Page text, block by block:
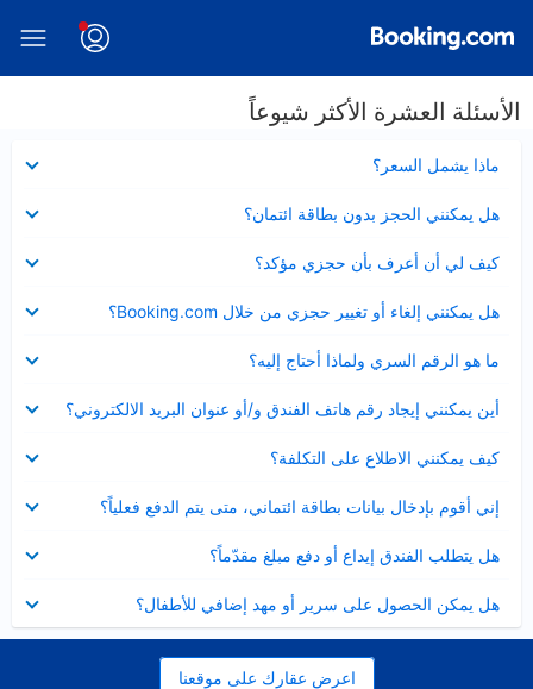
الأسئلة العشرة الأكثر شيوعاً
ماذا يشمل السعر؟
مصغر
هل يمكنني الحجز بدون بطاقة ائتمان؟
مصغر
كيف لي أن أعرف بأن حجزي مؤكد؟
مصغر
هل يمكنني إلغاء أو تغيير حجزي من خلال Booking.com؟
مصغر
ما هو الرقم السري ولماذا أحتاج إليه؟
مصغر
أين يمكنني إيجاد رقم هاتف الفندق و/أو عنوان البريد الالكتروني؟
عرض
مصغر
كيف يمكنني الاطلاع على التكلفة؟
مصغر
إني أقوم بإدخال بيانات بطاقة ائتماني، متى يتم الدفع فعلياً؟
مصغر
هل يتطلب الفندق إيداع أو دفع مبلغ مقدّماً؟
مصغر
هل يمكن الحصول على سرير أو مهد إضافي للأطفال؟
مصغر
اعرض عقارك على موقعنا